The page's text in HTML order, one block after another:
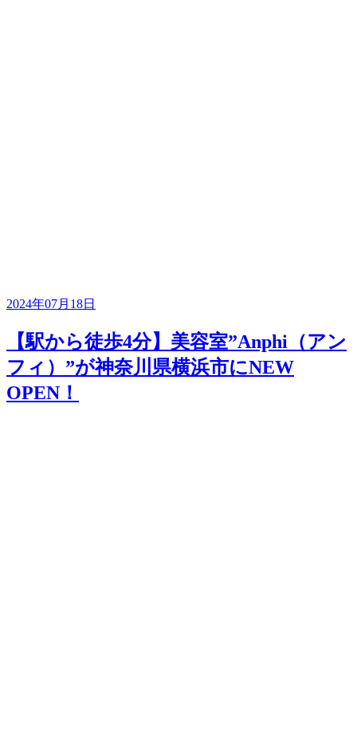
2024年07月18日
【駅から徒歩4分】美容室”Anphi（アン
フィ）”が神奈川県横浜市にNEW
OPEN！